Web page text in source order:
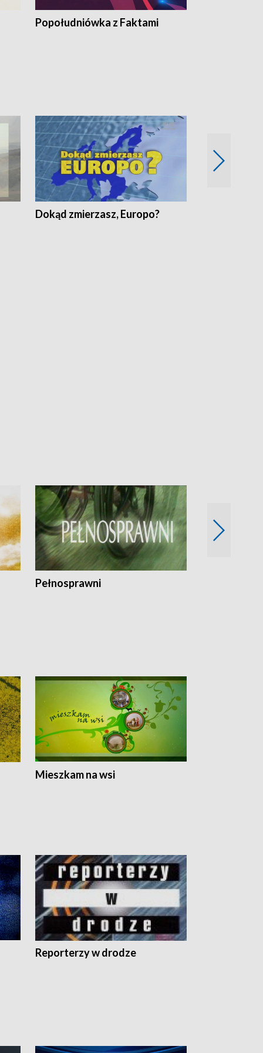
Popołudniówka z Faktami
Dokąd zmierzasz, Europo?
Pełnosprawni
Mieszkam na wsi
Reporterzy w drodze